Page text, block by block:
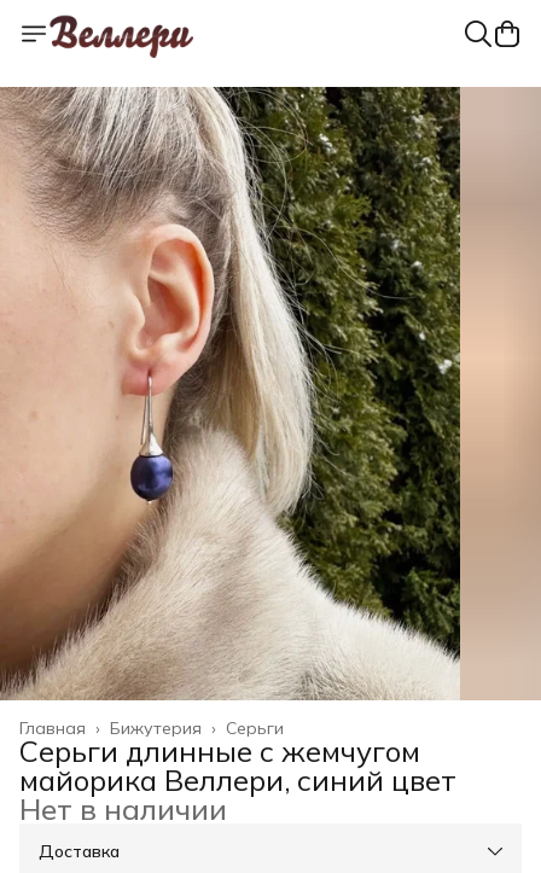
Серьги
Бижутерия ›
Главная ›
Серьги длинные с жемчугом
майорика Веллери, синий цвет
Нет в наличии
Доставка